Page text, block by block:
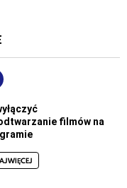
filmów na
WIĘCEJ